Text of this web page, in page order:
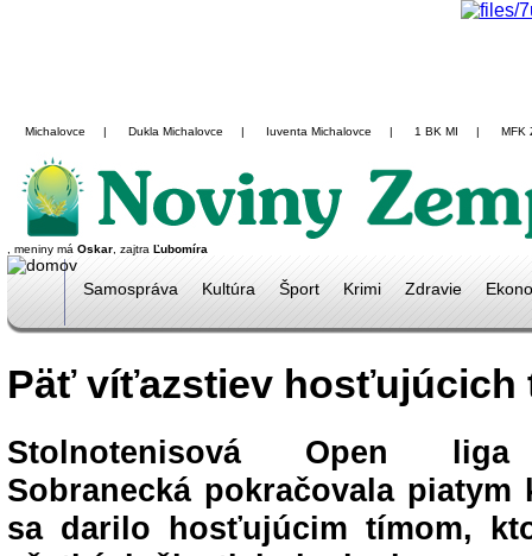
Michalovce | Dukla Michalovce | Iuventa Michalovce | 1 BK MI | MFK
, meniny má Oskar, zajtra Ľubomíra
Samospráva Kultúra Šport Krimi Zdravie
Päť víťazstiev hosťujúcich
Stolnotenisová Open liga
Sobranecká pokračovala piatym
sa darilo hosťujúcim tímom,